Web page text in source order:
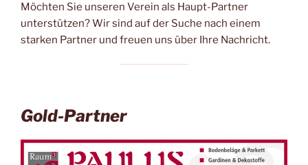
Möchten Sie unseren Verein als Haupt-Partner
unterstützen? Wir sind auf der Suche nach einem
starken Partner und freuen uns über Ihre Nachricht.
Gold-Partner